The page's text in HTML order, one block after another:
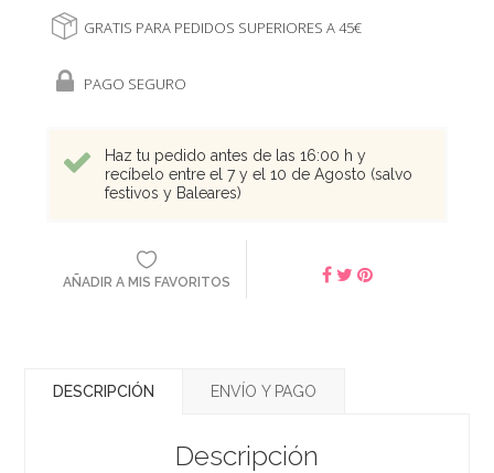
GRATIS PARA PEDIDOS SUPERIORES A 45€
PAGO SEGURO
Haz tu pedido antes de las 16:00 h y
recíbelo entre el 7 y el 10 de Agosto (salvo
festivos y Baleares)
AÑADIR A MIS FAVORITOS
DESCRIPCIÓN ENVÍO Y PAGO
Descripción